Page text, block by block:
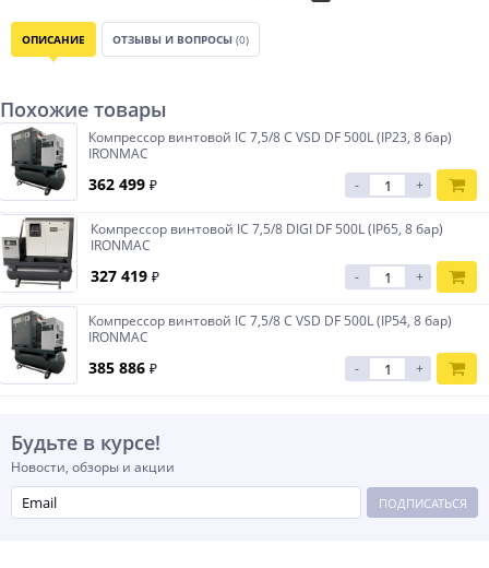
ОПИСАНИЕ ОТЗЫВЫ И ВОПРОСЫ (0)
Похожие товары
Компрессор винтовой IC 7,5/8 С VSD DF 500L (IP23, 8 бар)
IRONMAC
362 499 ₽ - +
Компрессор винтовой IC 7,5/8 DIGI DF 500L (IP65, 8 бар)
IRONMAC
327 419 ₽ - +
Компрессор винтовой IC 7,5/8 C VSD DF 500L (IP54, 8 бар)
IRONMAC
385 886 ₽ - +
Будьте в курсе!
Новости, обзоры и акции
ПОДПИСАТЬСЯ